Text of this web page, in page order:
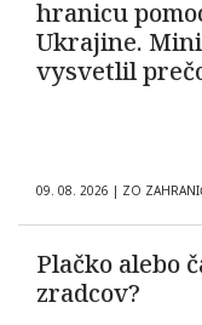
hranicu
Ukrajine.
vysvetlil
09. 08. 2026 | ZO
Plačko alebo
zradcov?